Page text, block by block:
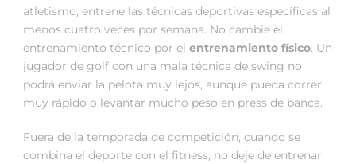
atletismo, entrene las técnicas deportivas específicas al
menos cuatro veces por semana. No cambie el
entrenamiento técnico por el entrenamiento físico. Un
jugador de golf con una mala técnica de swing no
podrá enviar la pelota muy lejos, aunque pueda correr
muy rápido o levantar mucho peso en press de banca.
Fuera de la temporada de competición, cuando se
combina el deporte con el fitness, no deje de entrenar